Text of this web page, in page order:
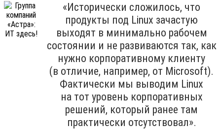
«Исторически сложилось, что
продукты под Linux зачастую
выходят в минимально рабочем
состоянии и не развиваются так, как
нужно корпоративному клиенту
(в отличие, например, от Microsoft).
Фактически мы выводим Linux
на тот уровень корпоративных
решений, который ранее там
практически отсутствовал».